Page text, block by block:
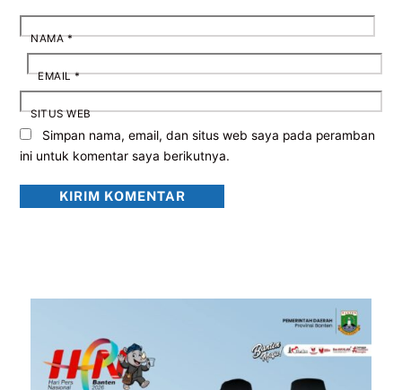
NAMA*
EMAIL*
SITUS WEB
Simpan nama, email, dan situs web saya pada peramban
ini untuk komentar saya berikutnya.